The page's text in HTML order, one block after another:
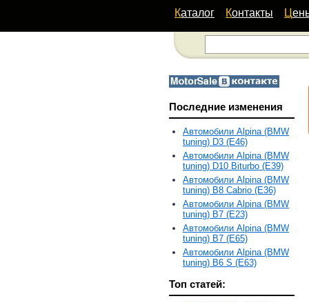
Каталог Контакты
Последние изменения
Автомобили Alpina (BMW
tuning) D3 (E46)
Автомобили Alpina (BMW
tuning) D10 Biturbo (E39)
Автомобили Alpina (BMW
tuning) B8 Cabrio (E36)
Автомобили Alpina (BMW
tuning) B7 (E23)
Автомобили Alpina (BMW
tuning) B7 (E65)
Автомобили Alpina (BMW
tuning) B6 S (E63)
Топ статей: